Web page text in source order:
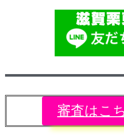
審査はこ